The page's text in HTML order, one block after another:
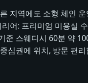
지역에도 소형 체인
어: 프리미엄 미용실
준 스웨디시 60분 약
심권에 위치, 방문 편리